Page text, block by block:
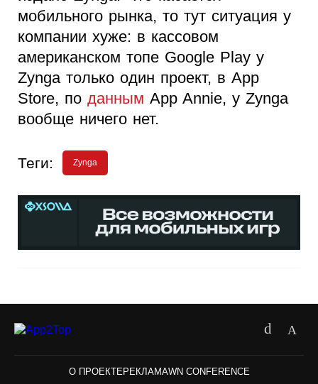
мобильного рынка, то тут ситуация у
компании хуже: в кассовом
американском топе Google Play y
Zynga только один проект, в App
Store, по данным App Annie, у Zynga
вообще ничего нет.
Теги: Zynga
О ПРОЕКТЕРЕКЛАМАWN CONFERENCE